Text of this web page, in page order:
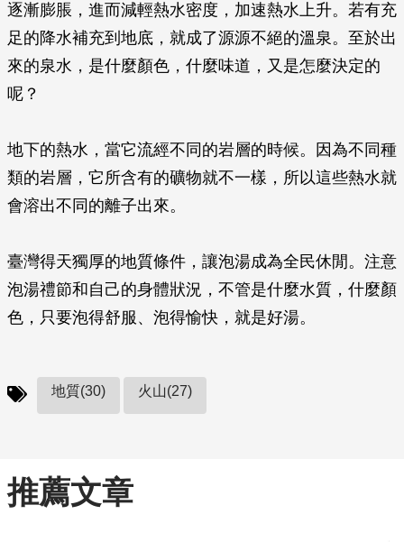
逐漸膨脹，進而減輕熱水密度，加速熱水上升。若有充
足的降水補充到地底，就成了源源不絕的溫泉。至於出
來的泉水，是什麼顏色，什麼味道，又是怎麼決定的
呢？
地下的熱水，當它流經不同的岩層的時候。因為不同種
類的岩層，它所含有的礦物就不一樣，所以這些熱水就
會溶出不同的離子出來。
臺灣得天獨厚的地質條件，讓泡湯成為全民休閒。注意
泡湯禮節和自己的身體狀況，不管是什麼水質，什麼顏
色，只要泡得舒服、泡得愉快，就是好湯。
地質(30) 火山(27)
推薦文章